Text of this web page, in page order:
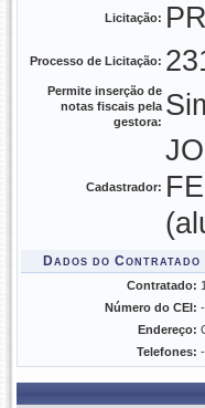
Licitação:
Processo de Licitação:
Permite inserção de
notas fiscais pela
gestora:
Cadastrador:
Dados do Contratado
Contratado:
Número do CEI: -
Endereço:
Telefones: -